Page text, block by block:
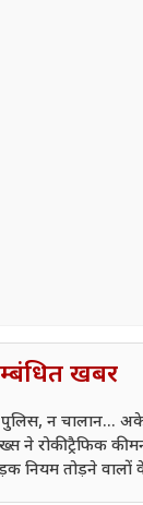
खबर
न चालान...
ने रोकी ट्रैफिक की
नियम तोड़ने वालों